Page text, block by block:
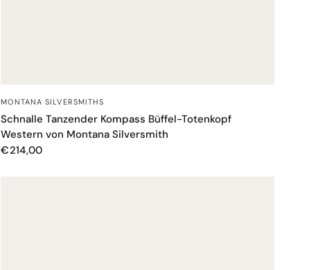
SCHNELLANSICHT
MONTANA SILVERSMITHS
Schnalle Tanzender Kompass Büffel-Totenkopf
Western von Montana Silversmith
€214,00